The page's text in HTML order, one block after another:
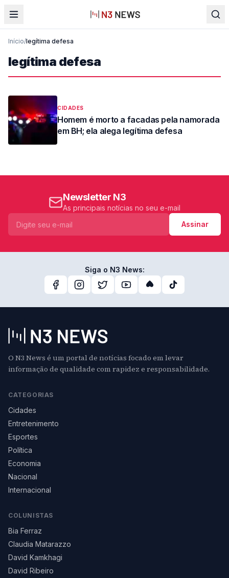
Início/legítima defesa
legítima defesa
CIDADES
Homem é morto a facadas pela namorada
em BH; ela alega legítima defesa
Newsletter N3
As principais notícias no seu e-mail
Assinar
Siga o N3 News:
O N3 News é um portal de notícias focado em levar
informação de qualidade com rapidez e responsabilidade.
CATEGORIAS
Cidades
Entretenimento
Esportes
Política
Economia
Nacional
Internacional
COLUNISTAS
Bia Ferraz
Claudia Matarazzo
David Kamkhagi
David Ribeiro